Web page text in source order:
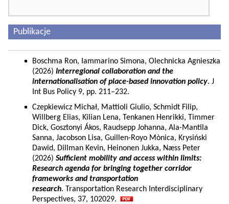
Publikacje
Boschma Ron, Iammarino Simona, Olechnicka Agnieszka
(2026) Interregional collaboration and the
internationalisation of place-based innovation policy. J
Int Bus Policy 9, pp. 211–232.
Czepkiewicz Michał, Mattioli Giulio, Schmidt Filip,
Willberg Elias, Kilian Lena, Tenkanen Henrikki, Timmer
Dick, Gosztonyi Ákos, Raudsepp Johanna, Ala-Mantila
Sanna, Jacobson Lisa, Guillen-Royo Mònica, Krysiński
Dawid, Dillman Kevin, Heinonen Jukka, Næss Peter
(2026) Sufficient mobility and access within limits:
Research agenda for bringing together corridor
frameworks and transportation
research. Transportation Research Interdisciplinary
Perspectives, 37, 102029.